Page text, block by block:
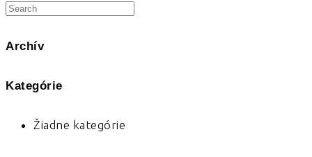
Archív
Kategórie
Žiadne kategórie